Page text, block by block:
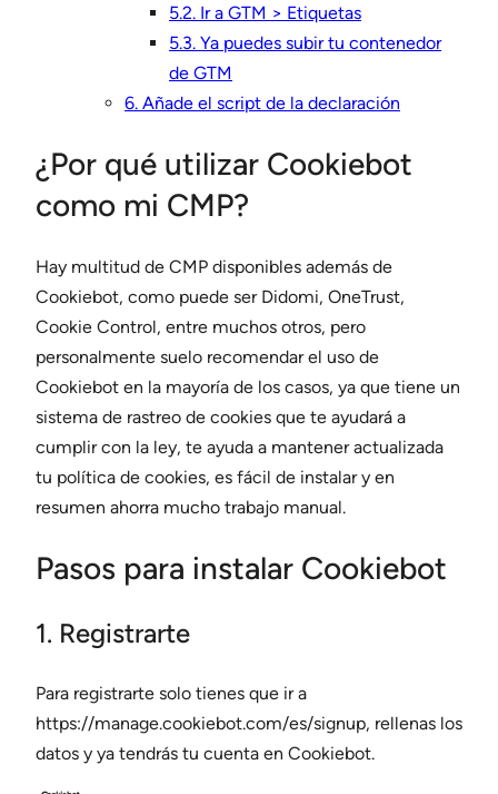
5.2. Ir a GTM > Etiquetas
5.3. Ya puedes subir tu contenedor
de GTM
6. Añade el script de la declaración
¿Por qué utilizar Cookiebot
como mi CMP?
Hay multitud de CMP disponibles además de
Cookiebot, como puede ser Didomi, OneTrust,
Cookie Control, entre muchos otros, pero
personalmente suelo recomendar el uso de
Cookiebot en la mayoría de los casos, ya que tiene un
sistema de rastreo de cookies que te ayudará a
cumplir con la ley, te ayuda a mantener actualizada
tu política de cookies, es fácil de instalar y en
resumen ahorra mucho trabajo manual.
Pasos para instalar Cookiebot
1. Registrarte
Para registrarte solo tienes que ir a
https://manage.cookiebot.com/es/signup, rellenas los
datos y ya tendrás tu cuenta en Cookiebot.